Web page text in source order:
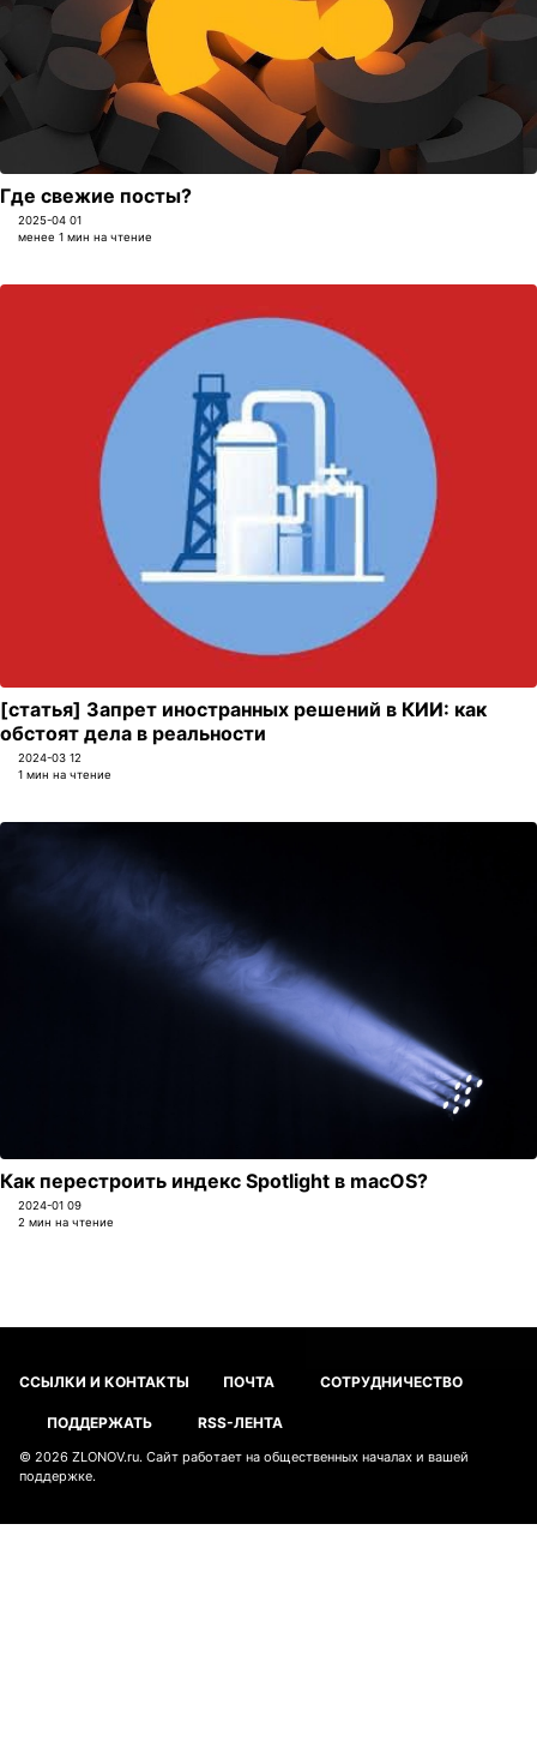
Где свежие посты?
2025-04 01
менее 1 мин на чтение
[статья] Запрет иностранных решений в КИИ: как
обстоят дела в реальности
2024-03 12
1 мин на чтение
Как перестроить индекс Spotlight в macOS?
2024-01 09
2 мин на чтение
ССЫЛКИ И КОНТАКТЫ ПОЧТА СОТРУДНИЧЕСТВО
ПОДДЕРЖАТЬ RSS-ЛЕНТА
© 2026 ZLONOV.ru. Сайт работает на общественных началах и вашей
поддержке.